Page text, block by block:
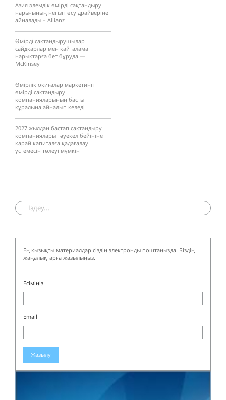
Азия әлемдік өмірді сақтандыру
нарығының негізгі өсу драйверіне
айналады – Allianz
Өмірді сақтандырушылар
сайдкарлар мен қайталама
нарықтарға бет бұруда —
McKinsey
Өмірлік оқиғалар маркетингі
өмірді сақтандыру
компанияларының басты
құралына айналып келеді
2027 жылдан бастап сақтандыру
компаниялары тәуекел бейініне
қарай капиталға қадағалау
үстемесін төлеуі мүмкін
Ең қызықты материалдар сіздің электронды поштаңызда. Біздің
жаңалықтарға жазылыңыз.
Есіміңіз
Email
Жазылу